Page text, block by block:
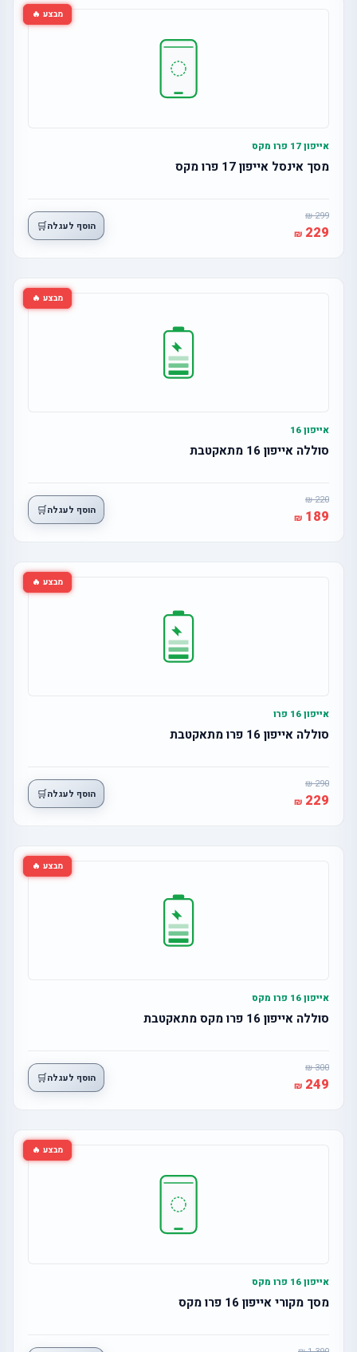
מבצע 🔥
אייפון 17 פרו מקס
מסך אינסל אייפון 17 פרו מקס
299
229 הוסף לעגלה🛒
מבצע 🔥
אייפון 16
סוללה אייפון 16 מתאקטבת
220
189 הוסף לעגלה🛒
מבצע 🔥
אייפון 16 פרו
סוללה אייפון 16 פרו מתאקטבת
290
229 הוסף לעגלה🛒
מבצע 🔥
אייפון 16 פרו מקס
סוללה אייפון 16 פרו מקס מתאקטבת
300
249 הוסף לעגלה🛒
מבצע 🔥
אייפון 16 פרו מקס
מסך מקורי אייפון 16 פרו מקס